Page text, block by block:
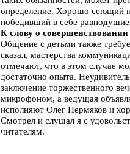
определение. Хорошо сеющий
победивший в себе
К слову о совершенствовании
Общение с детьми также
сказал, мастерства
отмечают, что в этом случае
достаточно опыта.
заключение торжественного
микрофоном, а ведущая
исполняют Олег Пермяков и
Смотрел и слушал я с
читателям.